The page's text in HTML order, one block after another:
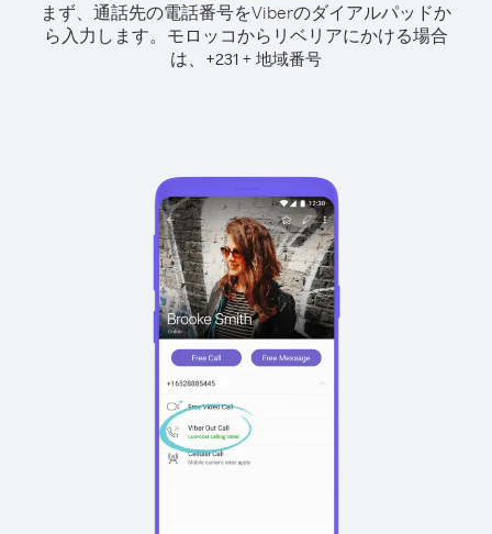
まず、通話先の電話番号をViberのダイアルパッドか
ら入力します。 モロッコからリベリアにかける場合
は、 +231 + 地域番号